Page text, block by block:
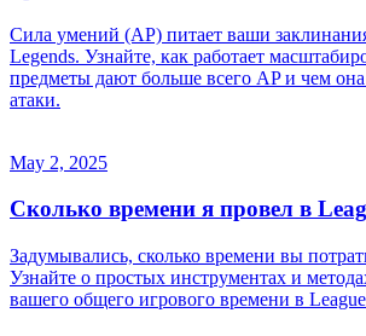
Сила умений (AP) питает ваши
Legends. Узнайте, как работает
предметы дают больше всего AP и чем
атаки.
May 2, 2025
Сколько времени я провел в
Задумывались, сколько времени вы
Узнайте о простых инструментах и
вашего общего игрового времени в